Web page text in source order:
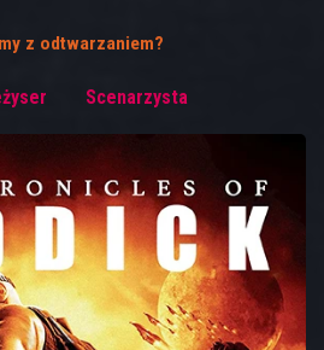
z odtwarzaniem?
Scenarzysta